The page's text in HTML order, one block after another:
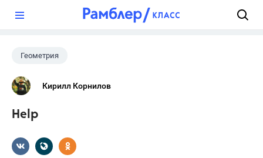
Геометрия
Кирилл Корнилов
Help